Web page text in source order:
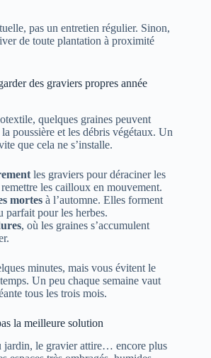
pas un entretien régulier. Sinon,
de toute plantation à proximité
des graviers propres année
quelques graines peuvent
poussière et les débris végétaux. Un
que cela ne s’installe.
les graviers pour déraciner les
remettre les cailloux en mouvement.
mortes à l’automne. Elles forment
parfait pour les herbes.
, où les graines s’accumulent
minutes, mais vous évitent le
Un peu chaque semaine vaut
tous les trois mois.
la meilleure solution
jardin, le gravier attire… encore plus